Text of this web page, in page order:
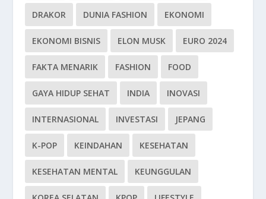
DRAKOR DUNIA FASHION EKONOMI
EKONOMI BISNIS ELON MUSK EURO 2024
FAKTA MENARIK FASHION FOOD
GAYA HIDUP SEHAT INDIA INOVASI
INTERNASIONAL INVESTASI JEPANG
K-POP KEINDAHAN KESEHATAN
KESEHATAN MENTAL KEUNGGULAN